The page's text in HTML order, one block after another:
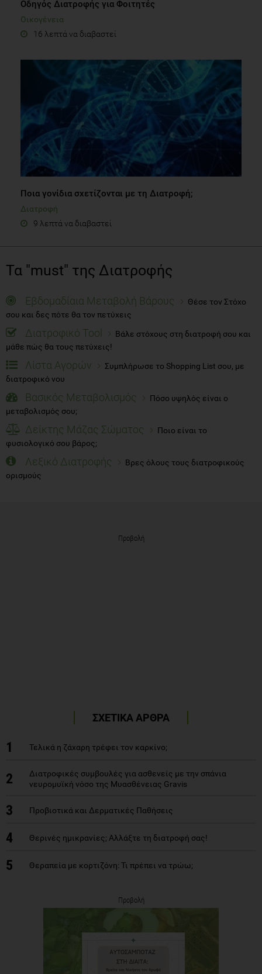
Οδηγός Διατροφής για Φοιτητές
Οικογένεια
16 λεπτά να διαβαστεί
Ποια γονίδια σχετίζονται με τη Διατροφή;
Διατροφή
9 λεπτά να διαβαστεί
Τα "must" της Διατροφής
Εβδομαδίαια Μεταβολή Βάρους
Θέσε τον Στόχο
σου και δες πότε θα τον πετύχεις
Διατροφικό Tool
Βάλε στόχους στη διατροφή σου και
μάθε πώς θα τους πετύχεις!
Λίστα Αγορών
Συμπλήρωσε το Shopping List σου, με
διατροφικό νου
Βασικός Μεταβολισμός
Πόσο υψηλός είναι ο
μεταβολισμός σου;
Δείκτης Μάζας Σώματος
Ποιο είναι το
φυσιολογικό σου βάρος;
Λεξικό Διατροφής
Βρες όλους τους διατροφικούς
ορισμούς
Προβολή
ΣΧΕΤΙΚΑ ΑΡΘΡΑ
1 Τελικά η ζάχαρη τρέφει τον καρκίνο;
2
Διατροφικές συμβουλές για ασθενείς με την σπάνια
νευρομυϊκή νόσο της Μυασθένειας Gravis
3 Προβιοτικά και Δερματικές Παθήσεις
4 Θερινές ημικρανίες; Αλλάξτε τη διατροφή σας!
5 Θεραπεία με κορτιζόνη: Τι πρέπει να τρώω;
Προβολή